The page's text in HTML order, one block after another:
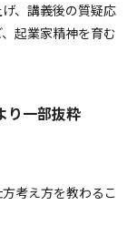
、講義後の質疑応
起業家精神を育む
り一部抜粋
考え方を教わるこ